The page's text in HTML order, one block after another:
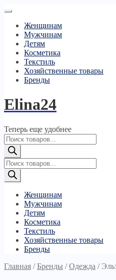
Женщинам
Мужчинам
Детям
Косметика
Текстиль
Хозяйственные товары
Бренды
Elina24
Теперь еще удобнее
Поиск
товаров
Поиск
товаров
Женщинам
Мужчинам
Детям
Косметика
Текстиль
Хозяйственные товары
Бренды
Главная /Бренды /Одежда /